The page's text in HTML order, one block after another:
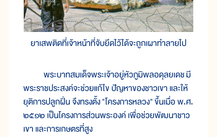
ยาเสพติดที่เจ้าหน้าที่จับยึดไว้ได้จะถูกเผาทำลายไป
พระบาทสมเด็จพระเจ้าอยู่หัวภูมิพลอดุลยเดช มี
พระราชประสงค์จะช่วยแก้ไข ปัญหาของชาวเขา และให้
ยุติการปลูกฝิ่น จึงทรงตั้ง "โครงการหลวง" ขึ้นเมื่อ พ.ศ.
๒๕๑๒ เป็นโครงการส่วนพระองค์ เพื่อช่วยพัฒนาชาว
เขา และการเกษตรที่สูง